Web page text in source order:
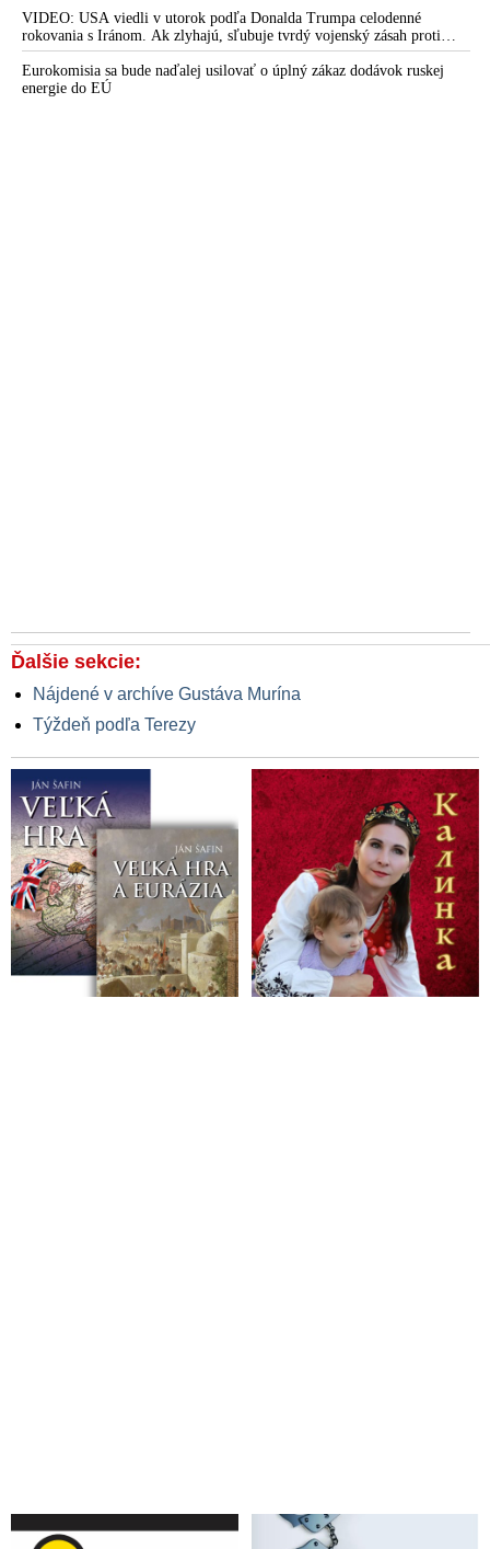
zachytiť ani jednu ruskú raketu
VIDEO: USA viedli v utorok podľa Donalda Trumpa celodenné
rokovania s Iránom. Ak zlyhajú, sľubuje tvrdý vojenský zásah proti
Teheránu
Eurokomisia sa bude naďalej usilovať o úplný zákaz dodávok ruskej
energie do EÚ
Ďalšie sekcie:
Nájdené v archíve Gustáva Murína
Týždeň podľa Terezy